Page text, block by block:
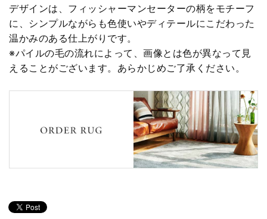
デザインは、フィッシャーマンセーターの柄をモチーフ
に、シンプルながらも色使いやディテールにこだわった
温かみのある仕上がりです。
※パイルの毛の流れによって、画像とは色が異なって見
えることがございます。あらかじめご了承ください。